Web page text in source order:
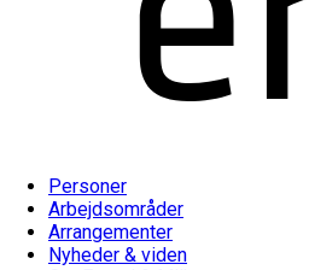
Personer
Arbejdsområder
Arrangementer
Nyheder & viden